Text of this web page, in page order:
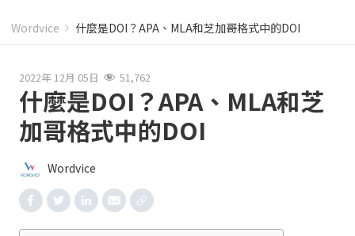
Wordvice 什麼是DOI？APA、MLA和芝加哥格式中的DOI
2022年 12月 05日 51,762
什麼是DOI？APA、MLA和芝
加哥格式中的DOI
Wordvice